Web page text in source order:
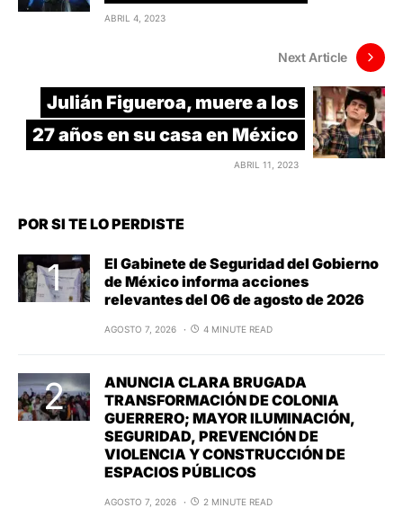
ABRIL 4, 2023
Next Article
Julián Figueroa, muere a los
27 años en su casa en México
ABRIL 11, 2023
POR SI TE LO PERDISTE
El Gabinete de Seguridad del Gobierno
de México informa acciones
relevantes del 06 de agosto de 2026
AGOSTO 7, 2026 4 MINUTE READ
ANUNCIA CLARA BRUGADA
TRANSFORMACIÓN DE COLONIA
GUERRERO; MAYOR ILUMINACIÓN,
SEGURIDAD, PREVENCIÓN DE
VIOLENCIA Y CONSTRUCCIÓN DE
ESPACIOS PÚBLICOS
AGOSTO 7, 2026 2 MINUTE READ